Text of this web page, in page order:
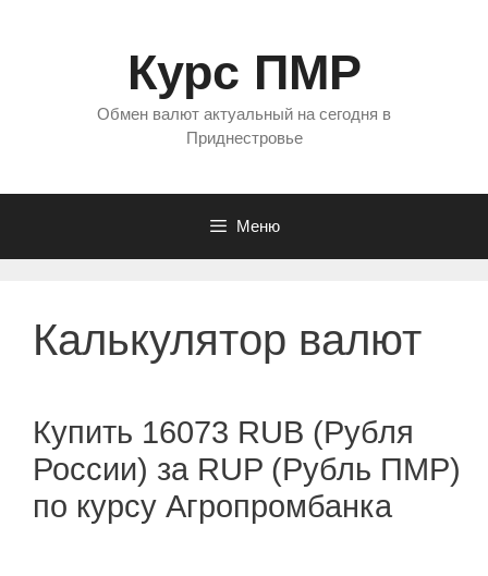
Курс ПМР
Обмен валют актуальный на сегодня в
Приднестровье
Меню
Калькулятор валют
Купить 16073 RUB (Рубля
России) за RUP (Рубль ПМР)
по курсу Агропромбанка